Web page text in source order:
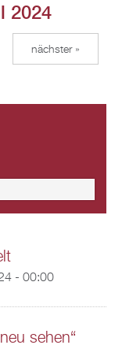
2024
nächster »
- 00:00
sehen“